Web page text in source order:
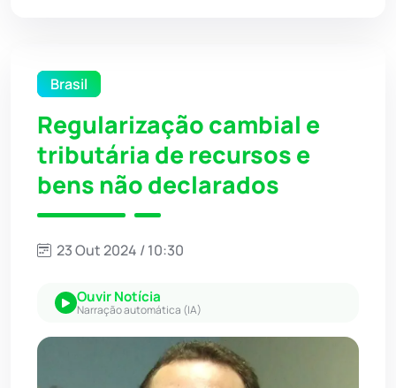
Brasil
Regularização cambial e
tributária de recursos e
bens não declarados
23 Out 2024 / 10:30
Ouvir Notícia
Narração automática (IA)